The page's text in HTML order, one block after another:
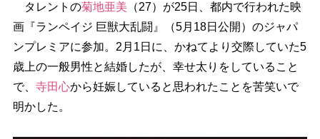
タレントの菊地亜美 （27）が25日、都内で行われた映
画『ランペイジ 巨獣大乱闘』（5月18日公開）のジャパ
ンプレミアに参加。2月1日に、かねてより交際していた5
歳上の一般男性と結婚したが、幸せ太りをしていること
で、 寺田心から妊娠していると思われたことを苦笑いで
明かした。